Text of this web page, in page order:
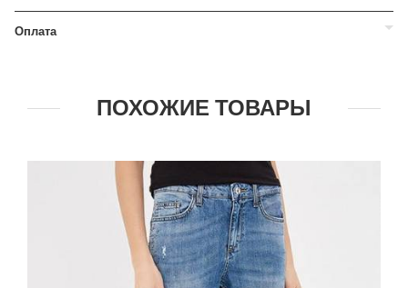
Оплата
ПОХОЖИЕ ТОВАРЫ